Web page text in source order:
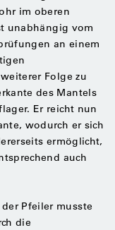
im oberen
unabhängig vom
an einem
Folge zu
des Mantels
Er reicht nun
wodurch er sich
ermöglicht,
auch
Pfeiler musste
die